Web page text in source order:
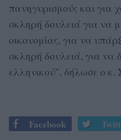
πανηγυρισμούς και για
σκληρή δουλειά για να
οικονομίας, για να
σκληρή δουλειά, για να
ελληνικού", δήλωσε ο
Facebook